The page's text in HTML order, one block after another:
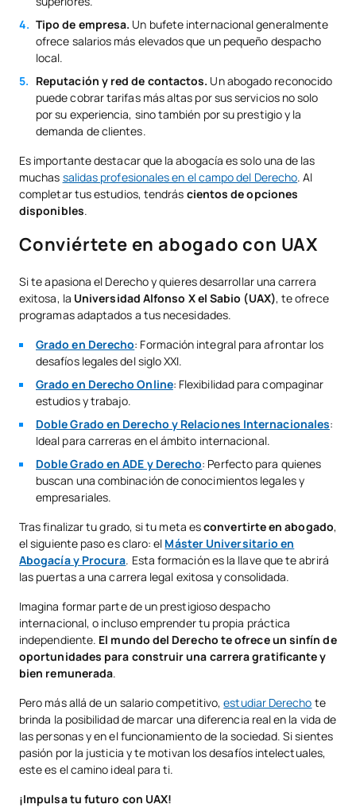
Tipo de empresa. Un bufete internacional generalmente
ofrece salarios más elevados que un pequeño despacho
local.
Reputación y red de contactos. Un abogado reconocido
puede cobrar tarifas más altas por sus servicios no solo
por su experiencia, sino también por su prestigio y la
demanda de clientes.
Es importante destacar que la abogacía es solo una de las
muchas salidas profesionales en el campo del Derecho. Al
completar tus estudios, tendrás cientos de opciones
disponibles.
Conviértete en abogado con UAX
Si te apasiona el Derecho y quieres desarrollar una carrera
exitosa, la Universidad Alfonso X el Sabio (UAX), te ofrece
programas adaptados a tus necesidades.
Grado en Derecho: Formación integral para afrontar los
desafíos legales del siglo XXI.
Grado en Derecho Online: Flexibilidad para compaginar
estudios y trabajo.
Doble Grado en Derecho y Relaciones Internacionales:
Ideal para carreras en el ámbito internacional.
Doble Grado en ADE y Derecho: Perfecto para quienes
buscan una combinación de conocimientos legales y
empresariales.
Tras finalizar tu grado, si tu meta esconvertirte en abogado,
el siguiente paso es claro: el Máster Universitario en
Abogacía y Procura. Esta formación es la llave que te abrirá
las puertas a una carrera legal exitosa y consolidada.
Imagina formar parte de un prestigioso despacho
internacional, o incluso emprender tu propia práctica
independiente. El mundo del Derecho te ofrece un sinfín de
oportunidades para construir una carrera gratificante y
bien remunerada.
Pero más allá de un salario competitivo,estudiar Derecho te
brinda la posibilidad de marcar una diferencia real en la vida de
las personas y en el funcionamiento de la sociedad. Si sientes
pasión por la justicia y te motivan los desafíos intelectuales,
este es el camino ideal para ti.
¡Impulsa tu futuro con UAX!